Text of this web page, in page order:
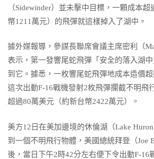
（Sidewinder）並未擊中目標，一顆成本
幣1211萬元）的飛彈就這樣掉入了湖中。
據外媒報導，參謀長聯席會議主席密利（
表示，第一發響尾蛇飛彈「安全的落入湖
到它。據悉，一枚響尾蛇飛彈地成本造價
這次出動F-16戰機發射2枚飛彈攔截不明飛
超過80萬美元（約新台幣2422萬元）。
美方12日在美加邊境的休倫湖（Lake
到一個不明飛行物體，美國總統拜登（Joe
後，當日下午2時42分左右便下令出動F-16